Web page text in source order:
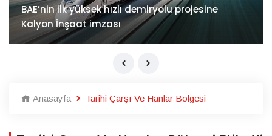
Mimarlık ve mühendislik projeleri e-PYS ile dijital
ortama taşınacak
Anasayfa Tarihi Çarşı Ve Hanlar Bölgesi